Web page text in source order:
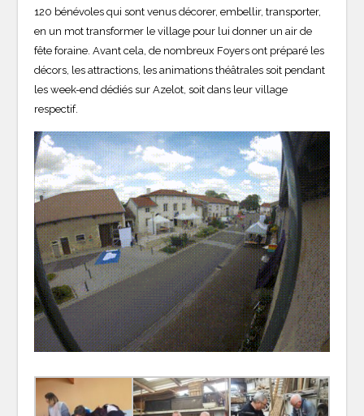
120 bénévoles qui sont venus décorer, embellir, transporter,
en un mot transformer le village pour lui donner un air de
fête foraine. Avant cela, de nombreux Foyers ont préparé les
décors, les attractions, les animations théâtrales soit pendant
les week-end dédiés sur Azelot, soit dans leur village
respectif.